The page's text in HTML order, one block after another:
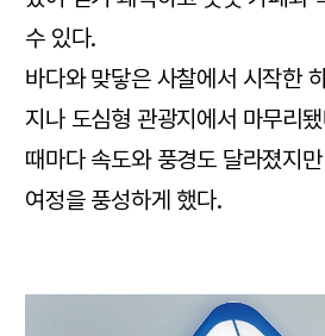
수 있다.
바다와 맞닿은 사찰에서 시작한
지나 도심형 관광지에서 마무리
때마다 속도와 풍경도 달라졌지
여정을 풍성하게 했다.